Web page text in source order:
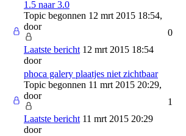
1.5 naar 3.0
Topic begonnen 12 mrt 2015 18:54,
door
Laatste bericht 12 mrt 2015 18:54
door
0
phoca galery plaatjes niet zichtbaar
Topic begonnen 11 mrt 2015 20:29,
door
Laatste bericht 11 mrt 2015 20:29
door
1